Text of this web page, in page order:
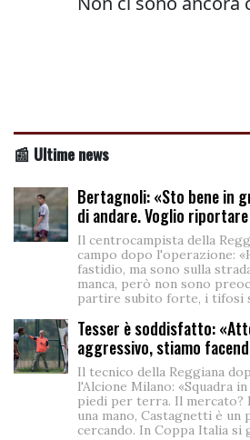
📰 Ultime news
Bertagnoli: «Sto bene in
di andare. Voglio
Il centrocampista della
campo dopo l'operazione:
fastidio, ma sono sulla
manca, però non sono
partire subito forte, i tifosi
Tesser è soddisfatto:
aggressivo, stiamo
Il tecnico della Reggiana
l'Alcione Milano: «Squadra
piedi per terra. Il mercato?
una mano, Castagnetti è
cercando. In Coppa Italia si